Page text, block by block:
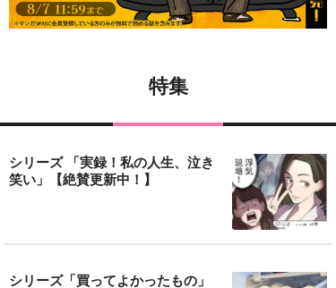
特集
シリーズ 「実録！私の人生、泣き
笑い」【絶賛更新中！】
シリーズ「買ってよかったもの」